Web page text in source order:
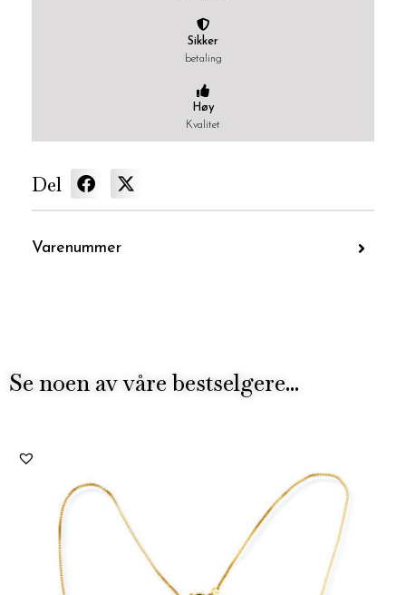
Sikker
betaling
Høy
Kvalitet
Del
Varenummer
Se noen av våre bestselgere...